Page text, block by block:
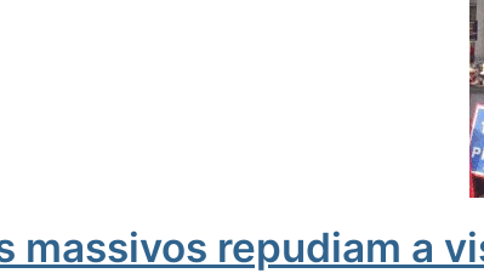
massivos repudiam a